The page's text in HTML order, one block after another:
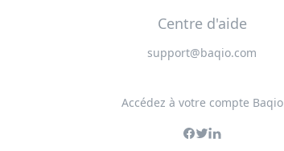
Centre d'aide
support@baqio.com
Accédez à votre compte Baqio